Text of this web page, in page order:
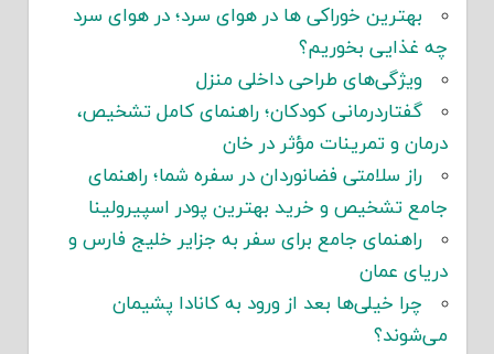
بهترین خوراکی ها در هوای سرد؛ در هوای سرد
چه غذایی بخوریم؟
ویژگی‌های طراحی داخلی منزل
گفتاردرمانی کودکان؛ راهنمای کامل تشخیص،
درمان و تمرینات مؤثر در خان
راز سلامتی فضانوردان در سفره شما؛ راهنمای
جامع تشخیص و خرید بهترین پودر اسپیرولینا
راهنمای جامع برای سفر به جزایر خلیج فارس و
دریای عمان
چرا خیلی‌ها بعد از ورود به کانادا پشیمان
می‌شوند؟